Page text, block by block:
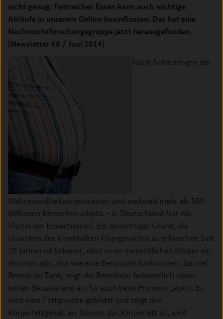
nicht genug: Fettreiches Essen kann auch wichtige
Abläufe in unserem Gehirn beeinflussen. Das hat eine
Nachwuchsforschungsgruppe jetzt herausgefunden.
(Newsletter 68 / Juni 2014)
Nach Schätzungen der
Weltgesundheitsorganisation sind weltweit mehr als 500
Millionen Menschen adipös – in Deutschland fast ein
Viertel der Erwachsenen. Ein gewichtiger Grund, die
Ursachen des krankhaften Übergewichts zu erforschen.Seit
20 Jahren ist bekannt, dass es im menschlichen Körper ein
Hormon gibt, das wie eine Benzinuhr funktioniert: Ist viel
Benzin im Tank, zeigt die Benzinuhr bekanntlich einen
hohen Benzinstand an. So auch beim Hormon Leptin. Es
wird vom Fettgewebe gebildet und zeigt den
Körperfettgehalt an. Nimmt das Körperfett zu, wird